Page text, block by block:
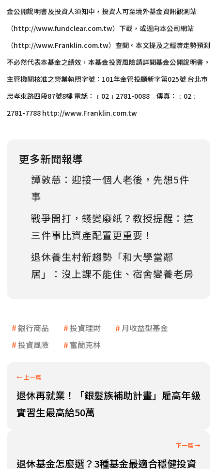
金公開說明書及投資人須知中，投資人可至境外基金資訊觀測站
（http://www.fundclear.com.tw）下載，或逕向本公司網站
（http://www.Franklin.com.tw）查閱。本文提及之經濟走勢預測
不必然代表本基金之績效，本基金投資風險請詳閱基金公開說明書。
主管機關核准之營業執照字號：101年金管投顧新字第025號 台北市
忠孝東路四段87號8樓 電話：﹝02﹞2781-0088 傳真：﹝02﹞
2781-7788 http://www.Franklin.com.tw
更多新聞報導
譚敦慈：迎接一個人老後，先想5件
事
戰爭開打，錢變廢紙？教授提醒：這
三件事比資產配置更重要！
退休養生村新趨勢「和大學當鄰
居」：沒上課不能住、宿舍變養老房
銀行商品 投資理財
月收益型基金
投資風險
富蘭克林
退休再就業！「銀髮族補助計畫」雇高年級
實習生最高給50萬
退休基金怎麼選？3種基金最適合穩健投資